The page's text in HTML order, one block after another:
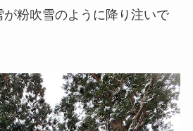
が粉吹雪のように降り注いで